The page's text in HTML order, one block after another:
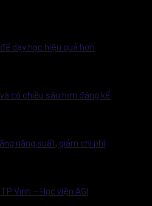
dạy học hiệu quả hơn
có chiều sâu hơn đáng kể
năng suất, giảm chi phí
Vinh – Học viện AGI